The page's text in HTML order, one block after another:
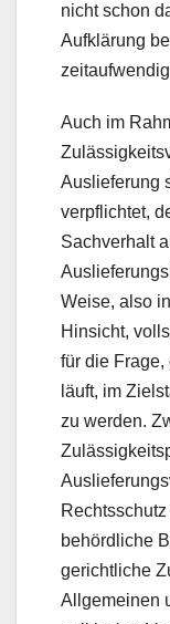
nicht schon
Aufklärung
Auch im
Auslieferung
verpflichtet,
Sachverhalt
Weise, also
Hinsicht,
für die Frage,
läuft, im
zu werden.
behördliche
gerichtliche
Allgemeinen